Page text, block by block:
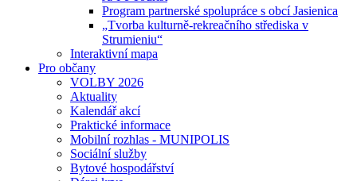
Program partnerské spolupráce s obcí Jasienica
„Tvorba kulturně-rekreačního střediska v
Strumieniu“
Interaktivní mapa
Pro občany
VOLBY 2026
Aktuality
Kalendář akcí
Praktické informace
Mobilní rozhlas - MUNIPOLIS
Sociální služby
Bytové hospodářství